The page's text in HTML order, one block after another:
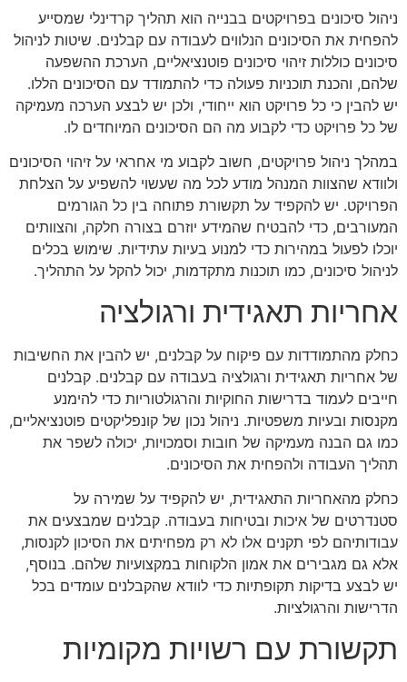
ניהול סיכונים בפרויקטים בבנייה הוא תהליך קרדינלי שמסייע
להפחית את הסיכונים הנלווים לעבודה עם קבלנים. שיטות לניהול
סיכונים כוללות זיהוי סיכונים פוטנציאליים, הערכת ההשפעה
שלהם, והכנת תוכניות פעולה כדי להתמודד עם הסיכונים הללו.
יש להבין כי כל פרויקט הוא ייחודי, ולכן יש לבצע הערכה מעמיקה
של כל פרויקט כדי לקבוע מה הם הסיכונים המיוחדים לו.
במהלך ניהול פרויקטים, חשוב לקבוע מי אחראי על זיהוי הסיכונים
ולוודא שהצוות המנהל מודע לכל מה שעשוי להשפיע על הצלחת
הפרויקט. יש להקפיד על תקשורת פתוחה בין כל הגורמים
המעורבים, כדי להבטיח שהמידע יוזרם בצורה חלקה, והצוותים
יוכלו לפעול במהירות כדי למנוע בעיות עתידיות. שימוש בכלים
לניהול סיכונים, כמו תוכנות מתקדמות, יכול להקל על התהליך.
אחריות תאגידית ורגולציה
כחלק מהתמודדות עם פיקוח על קבלנים, יש להבין את החשיבות
של אחריות תאגידית ורגולציה בעבודה עם קבלנים. קבלנים
חייבים לעמוד בדרישות החוקיות והרגולטוריות כדי להימנע
מקנסות ובעיות משפטיות. ניהול נכון של קונפליקטים פוטנציאליים,
כמו גם הבנה מעמיקה של חובות וסמכויות, יכולה לשפר את
תהליך העבודה ולהפחית את הסיכונים.
כחלק מהאחריות התאגידית, יש להקפיד על שמירה על
סטנדרטים של איכות ובטיחות בעבודה. קבלנים שמבצעים את
עבודותיהם לפי תקנים אלו לא רק מפחיתים את הסיכון לקנסות,
אלא גם מגבירים את אמון הלקוחות במקצועיות שלהם. בנוסף,
יש לבצע בדיקות תקופתיות כדי לוודא שהקבלנים עומדים בכל
הדרישות והרגולציות.
תקשורת עם רשויות מקומיות